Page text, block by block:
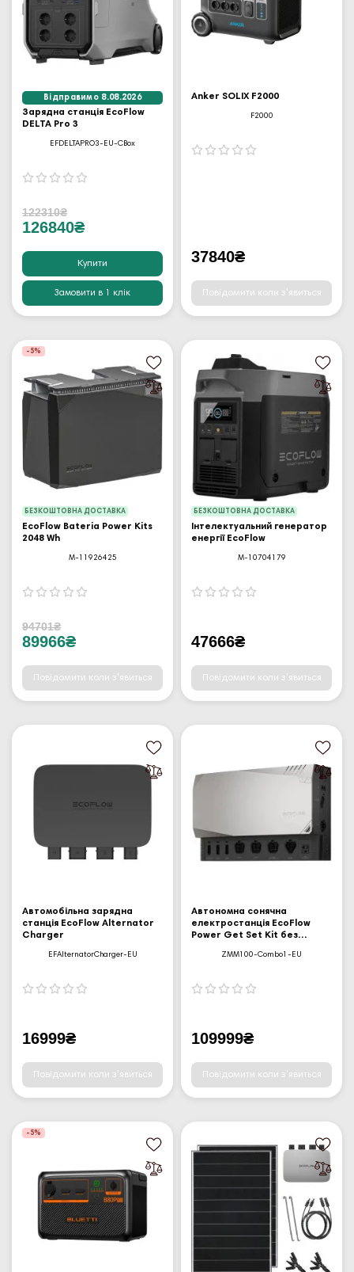
Відправимо 8.08.2026
Зарядна станція EcoFlow
DELTA Pro 3
EFDELTAPRO3-EU-CBox
122310₴
126840₴
Купити
Замовити в 1 клік
Anker SOLIX F2000
F2000
37840₴
Повідомити коли з'явиться
БЕЗКОШТОВНА ДОСТАВКА
-5%
EcoFlow Bateria Power Kits
2048 Wh
M-11926425
94701₴
89966₴
Повідомити коли з'явиться
БЕЗКОШТОВНА ДОСТАВКА
Інтелектуальний генератор
енергії EcoFlow
M-10704179
47666₴
Повідомити коли з'явиться
Автомобільна зарядна
станція EcoFlow Alternator
Charger
EFAlternatorCharger-EU
16999₴
Повідомити коли з'явиться
Автономна сонячна
електростанція EcoFlow
Power Get Set Kit без
ZMM100-Combo1-EU
109999₴
Повідомити коли з'явиться
-5%